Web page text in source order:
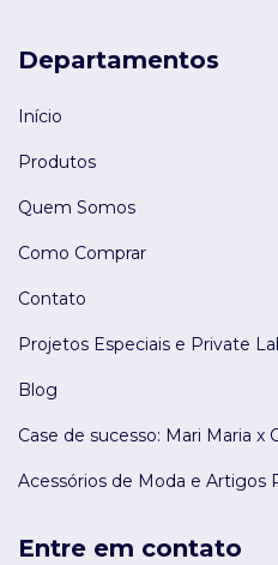
Departamentos
Início
Produtos
Quem Somos
Como Comprar
Contato
Projetos Especiais e Private
Blog
Case de sucesso: Mari Maria x
Acessórios de Moda e Artigos
Entre em contato